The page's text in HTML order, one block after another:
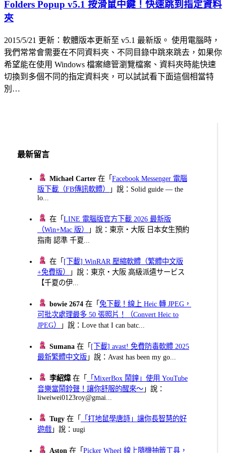
Folders Popup v5.1 按滑鼠中鍵！快速跳到指定資料
夾
2015/5/21 更新：軟體版本更新至 v5.1 最新版。 使用電腦時，
我們常常會需要在不同資料夾、不同目錄中跳來跳去，如果你
希望能在使用 Windows 檔案總管瀏覽檔案、資料夾時能快速
切換到多個不同的指定資料夾，可以試試看下面這個相當特
別…
最新留言
Michael Carter 在「Facebook Messenger 電腦
版下載（FB傳訊軟體）
」說：Solid guide — the
lo...
在「LINE 電腦版官方下載 2026 最新版
（Win+Mac 版）
」說：東京・大阪 日本女生預約
指南 認準 千夏...
在「 [下載] WinRAR 壓縮軟體（繁體中文版
+免費版）
」說：東京・大阪 高級派遣サービス
【千夏の伊...
bowie 2674 在「免下載！線上 Heic 轉 JPEG，
可批次處理最多 50 張照片！（Convert Heic to
JPEG）
」說：Love that I can batc...
Sumana 在「 [下載] avast! 免費防毒軟體 2025
最新繁體中文版 」說：Avast has been my go...
李紹煒在「
「MixerBox 鬧鐘」使用 YouTube
音樂當鬧鈴聲！讓你舒服的醒來～ 」說：
liweiwei0123roy@gmai...
Tugy 在「
「打地鼠學唐詩」讓你長智慧的好
遊戲 」說：uugi
Aston 在「Picker Wheel 線上隨機抽籤工具，